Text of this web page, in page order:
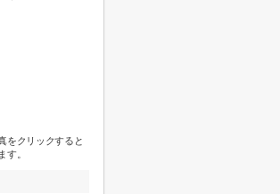
をクリックすると
す。